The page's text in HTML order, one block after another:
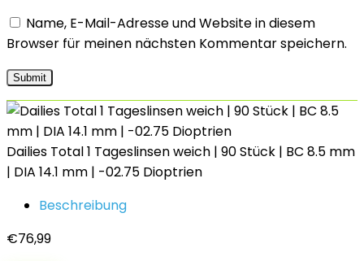
Name, E-Mail-Adresse und Website in diesem
Browser für meinen nächsten Kommentar speichern.
Dailies Total 1 Tageslinsen weich | 90 Stück | BC 8.5 mm
| DIA 14.1 mm | -02.75 Dioptrien
Beschreibung
€76,99